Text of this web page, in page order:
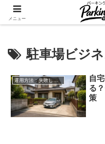
✨空き家・自宅の駐
駐車場ビジ
運用方法：失敗しない自宅駐車場貸し出し
自
る
策
メニュー